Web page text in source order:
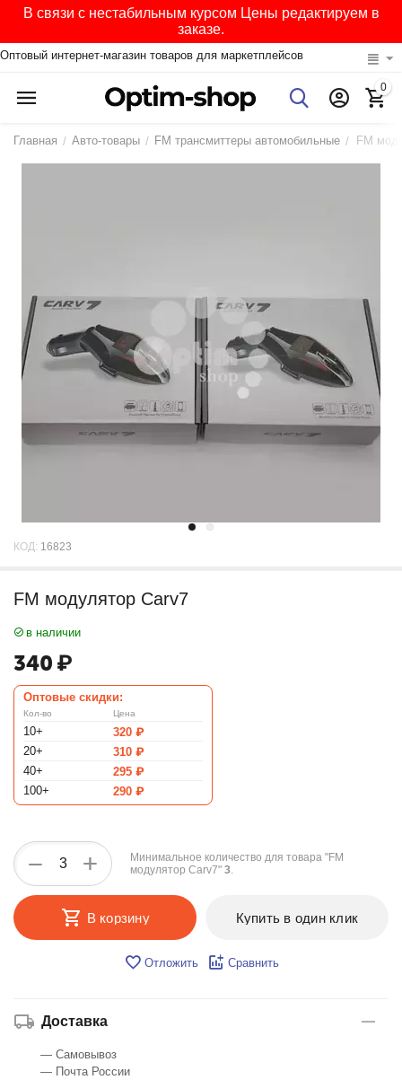
В связи с нестабильным курсом Цены редактируем в
заказе.
Оптовый интернет-магазин товаров для маркетплейсов
0
Главная / Авто-товары / FM трансмиттеры автомобильные / FM
КОД: 16823
FM модулятор Carv7
в наличии
340 ₽
Оптовые скидки:
Кол-во
10+
20+
40+
100+
Цена
320 ₽
310 ₽
295 ₽
290 ₽
+
−
Минимальное количество для товара "FM
модулятор Carv7" 3.
В корзину Купить в один клик
Отложить Сравнить
Доставка
— Самовывоз
— Почта России